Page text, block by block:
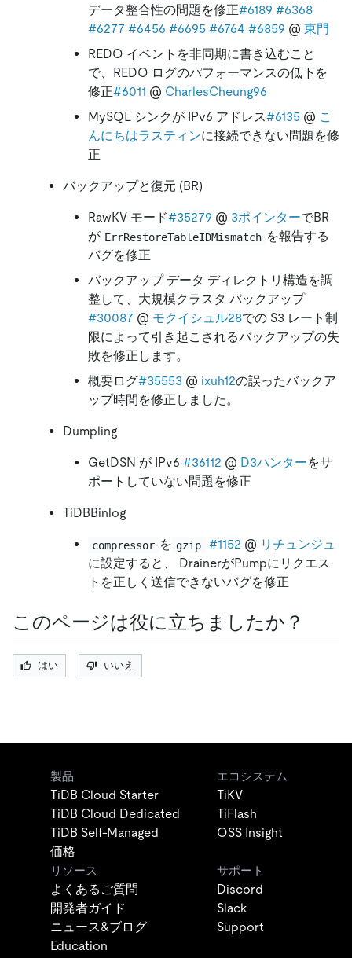
データ整合性の問題を修正#6189 #6368
#6277 #6456 #6695 #6764 #6859 @ 東門
REDO イベントを非同期に書き込むこと
で、REDO ログのパフォーマンスの低下を
修正#6011 @ CharlesCheung96
MySQL シンクが IPv6 アドレス#6135 @ こ
んにちはラスティンに接続できない問題を修
正
バックアップと復元 (BR)
RawKV モード#35279 @ 3ポインターでBR
が ErrRestoreTableIDMismatch を報告する
バグを修正
バックアップ データ ディレクトリ構造を調
整して、大規模クラスタ バックアップ
#30087 @ モクイシュル28での S3 レート制
限によって引き起こされるバックアップの失
敗を修正します。
概要ログ#35553 @ ixuh12の誤ったバックア
ップ時間を修正しました。
Dumpling
GetDSN が IPv6 #36112 @ D3ハンターをサ
ポートしていない問題を修正
TiDBBinlog
compressor を gzip #1152 @ リチュンジュ
に設定すると、 DrainerがPumpにリクエス
トを正しく送信できないバグを修正
このページは役に立ちましたか？
はい いいえ
製品
TiDB Cloud Starter
TiDB Cloud Dedicated
TiDB Self-Managed
価格
エコシステム
TiKV
TiFlash
OSS Insight
リソース
よくあるご質問
開発者ガイド
ニュース&ブログ
Education
サポート
Discord
Slack
Support